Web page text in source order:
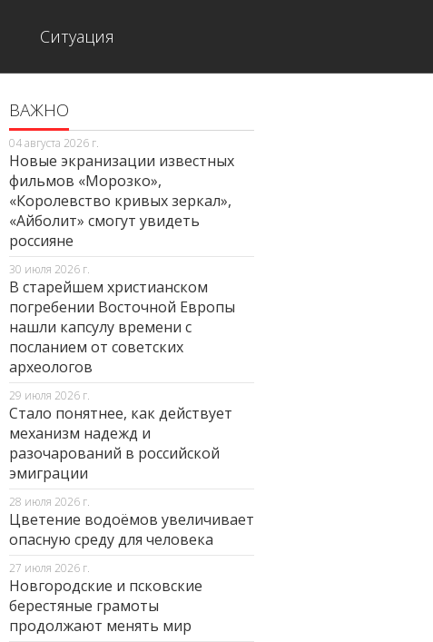
Ситуация
ВАЖНО
04 августа 2026 г.
Новые экранизации известных
фильмов «Морозко»,
«Королевство кривых зеркал»,
«Айболит» смогут увидеть
россияне
30 июля 2026 г.
В старейшем христианском
погребении Восточной Европы
нашли капсулу времени с
посланием от советских
археологов
29 июля 2026 г.
Стало понятнее, как действует
механизм надежд и
разочарований в российской
эмиграции
28 июля 2026 г.
Цветение водоёмов увеличивает
опасную среду для человека
27 июля 2026 г.
Новгородские и псковские
берестяные грамоты
продолжают менять мир